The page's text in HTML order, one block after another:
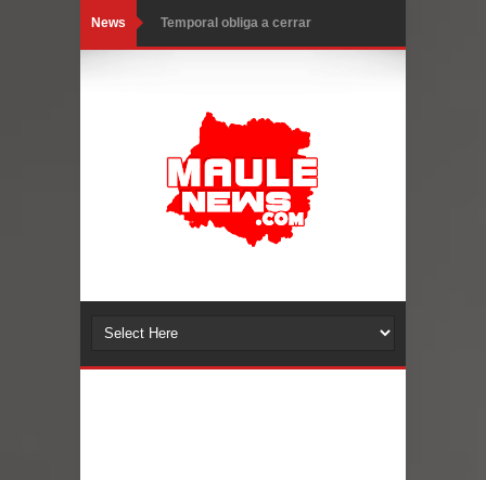
News Temporal obliga a cerrar
Chancho en Talca tras caída de
ramas cerca de carpas
Miles llegan a la Plaza de Armas de
Talca en el inicio de la Fiesta del
Torneo de Asadores reúne a 13